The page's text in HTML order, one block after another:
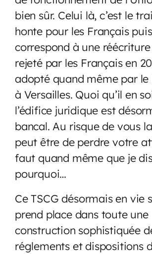
bien sûr. Celui là, c’est le
honte pour les Français
correspond à une
rejeté par les Français en
adopté quand même par le
à Versailles. Quoi qu’il en
l’édifice juridique est
bancal. Au risque de vous
peut être de perdre votre
faut quand même que je
pourquoi…
Ce TSCG désormais en vie
prend place dans toute une
construction sophistiquée
réglements et dispositions